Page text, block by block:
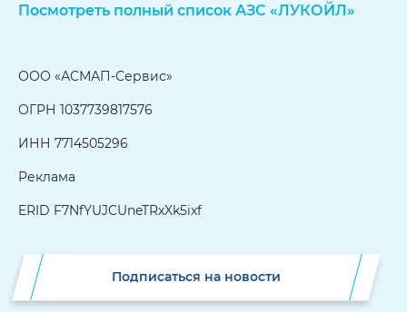
Посмотреть полный список АЗС «ЛУКОЙЛ»
ООО «АСМАП-Сервис»
ОГРН 1037739817576
ИНН 7714505296
Реклама
ERID F7NfYUJCUneTRxXk5ixf
Подписаться на новости